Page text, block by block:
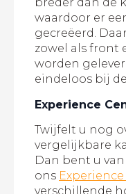
breder dan de
waardoor er
gecreëerd.
zowel als front
worden
eindeloos bij
Experience
Twijfelt u nog
vergelijkbare
Dan bent u
ons
verschillende